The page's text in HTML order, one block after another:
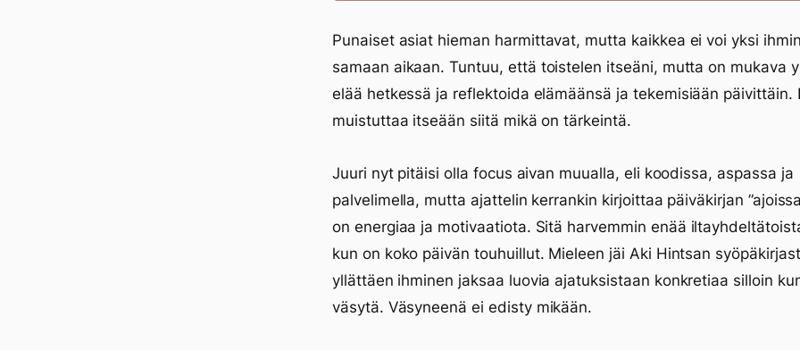
Punaiset asiat hieman harmittavat, mutta kaikkea ei voi yksi
samaan aikaan. Tuntuu, että toistelen itseäni, mutta on mukava
elää hetkessä ja reflektoida elämäänsä ja tekemisiään päivittäin.
muistuttaa itseään siitä mikä on tärkeintä.
Juuri nyt pitäisi olla focus aivan muualla, eli koodissa, aspassa ja
palvelimella, mutta ajattelin kerrankin kirjoittaa päiväkirjan
on energiaa ja motivaatiota. Sitä harvemmin enää
kun on koko päivän touhuillut. Mieleen jäi Aki Hintsan
yllättäen ihminen jaksaa luovia ajatuksistaan konkretiaa silloin
väsytä. Väsyneenä ei edisty mikään.